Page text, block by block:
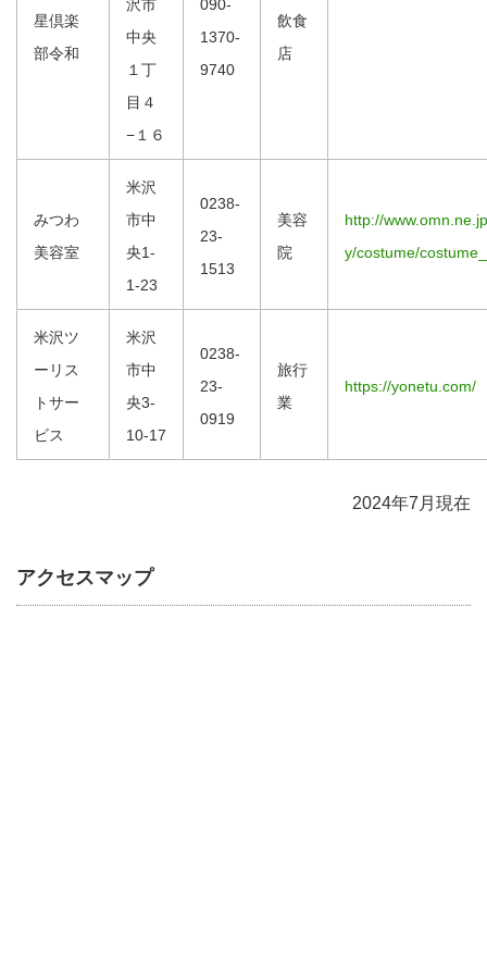
星倶楽
部令和
沢市
中央
１丁
目４
−１６
090-
1370-
9740
飲食
店
みつわ
美容室
米沢
市中
央1-
1-23
0238-
23-
1513
美容
院
http://
y/costume/
米沢ツ
ーリス
トサー
ビス
米沢
市中
央3-
10-17
0238-
23-
0919
旅行
業
https://yonetu.com/
2024年7月現在
アクセスマップ